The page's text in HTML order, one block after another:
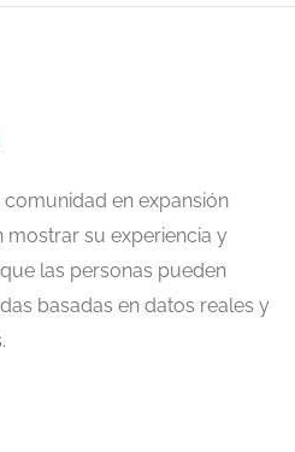
en expansión
su experiencia y
las personas pueden
basadas en datos reales y